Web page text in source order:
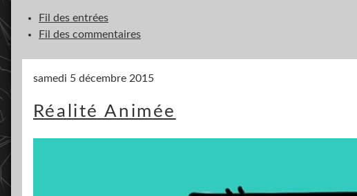
Fil des entrées
Fil des commentaires
samedi 5 décembre 2015
Réalité Animée